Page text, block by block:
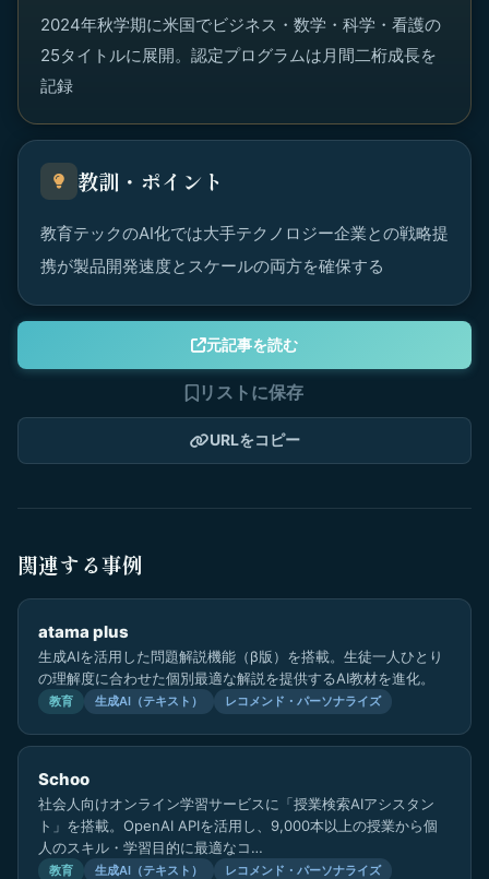
2024年秋学期に米国でビジネス・数学・科学・看護の
25タイトルに展開。認定プログラムは月間二桁成長を
記録
教訓・ポイント
教育テックのAI化では大手テクノロジー企業との戦略提
携が製品開発速度とスケールの両方を確保する
元記事を読む
リストに保存
URLをコピー
関連する事例
atama plus
生成AIを活用した問題解説機能（β版）を搭載。生徒一人ひとり
の理解度に合わせた個別最適な解説を提供するAI教材を進化。
教育 生成AI（テキスト） レコメンド・パーソナライズ
Schoo
社会人向けオンライン学習サービスに「授業検索AIアシスタン
ト」を搭載。OpenAI APIを活用し、9,000本以上の授業から個
人のスキル・学習目的に最適なコ…
教育 生成AI（テキスト） レコメンド・パーソナライズ